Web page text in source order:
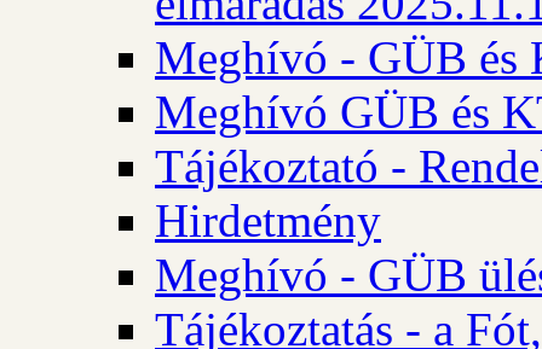
Meghívó - GÜB és
Meghívó GÜB és
Tájékoztató -
Hirdetmény
Meghívó - GÜB
Tájékoztatás - a